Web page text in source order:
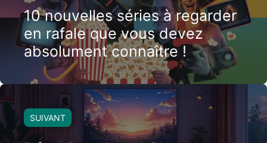
10 nouvelles séries à regarder
en rafale que vous devez
absolument connaître !
SUIVANT